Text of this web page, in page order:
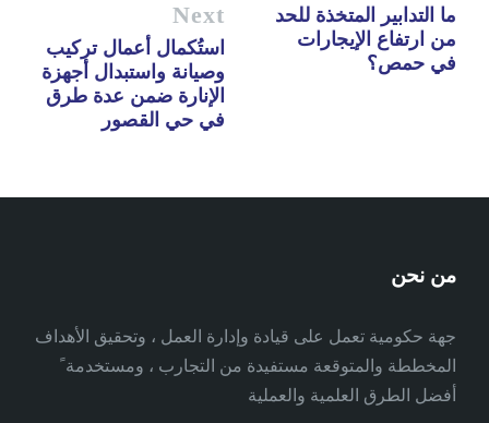
ما التدابير المتخذة للحد
من ارتفاع الإيجارات
في حمص؟
Next
استُكمال أعمال تركيب
وصيانة واستبدال أجهزة
الإنارة ضمن عدة طرق
في حي القصور
من نحن
جهة حكومية تعمل على قيادة وإدارة العمل ، وتحقيق الأهداف
المخططة والمتوقعة مستفيدة من التجارب ، ومستخدمة ً
أفضل الطرق العلمية والعملية